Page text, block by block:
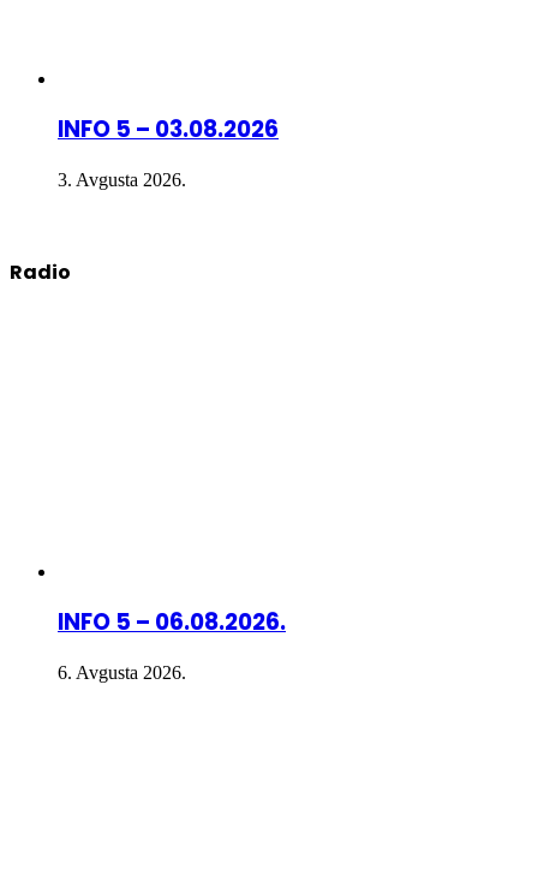
INFO 5 – 03.08.2026
3. Avgusta 2026.
Radio
INFO 5 – 06.08.2026.
6. Avgusta 2026.